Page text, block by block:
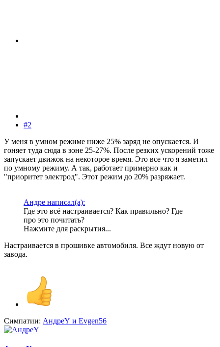
#2
У меня в умном режиме ниже 25% заряд не опускается. И
гоняет туда сюда в зоне 25-27%. После резких ускорений тоже
запускает движок на некоторое время. Это все что я заметил
по умному режиму. А так, работает примерно как и
"приоритет электрод". Этот режим до 20% разряжает.
Андре написал(а):
Где это всё настраивается? Как правильно? Где
про это почитать?
Нажмите для раскрытия...
Настраивается в прошивке автомобиля. Все ждут новую от
завода.
Симпатии: АндреY и Evgen56